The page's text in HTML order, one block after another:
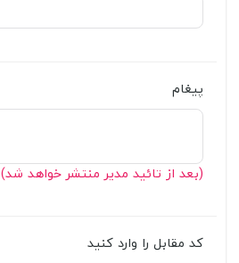
پیغام
(بعد از تائید مدیر منتشر خواهد شد)
کد مقابل را وارد کنید